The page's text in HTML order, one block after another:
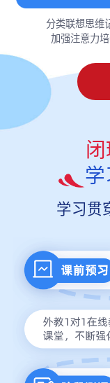
分类联想思维
加强注意力
学
学习贯